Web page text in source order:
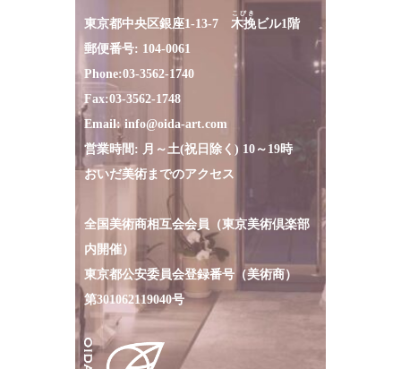
東京都中央区銀座1-13-7 木挽
こびき
ビル1階
郵便番号: 104-0061
Phone:03-3562-1740
Fax:03-3562-1748
Email: info@oida-art.com
営業時間: 月～土(祝日除く) 10～19時
おいだ美術までのアクセス
全国美術商相互会会員（東京美術倶楽部
内開催）
東京都公安委員会登録番号（美術商）
第301062119040号